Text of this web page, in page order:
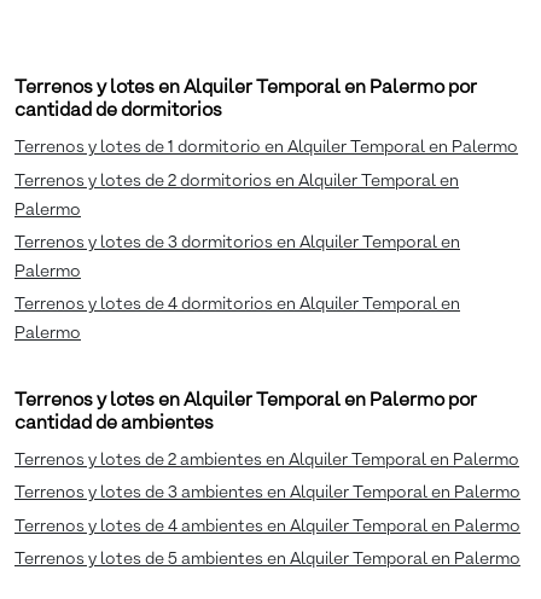
Terrenos y lotes en Alquiler Temporal en Palermo por
cantidad de dormitorios
Terrenos y lotes de 1 dormitorio en Alquiler Temporal en Palermo
Terrenos y lotes de 2 dormitorios en Alquiler Temporal en
Palermo
Terrenos y lotes de 3 dormitorios en Alquiler Temporal en
Palermo
Terrenos y lotes de 4 dormitorios en Alquiler Temporal en
Palermo
Terrenos y lotes en Alquiler Temporal en Palermo por
cantidad de ambientes
Terrenos y lotes de 2 ambientes en Alquiler Temporal en Palermo
Terrenos y lotes de 3 ambientes en Alquiler Temporal en Palermo
Terrenos y lotes de 4 ambientes en Alquiler Temporal en Palermo
Terrenos y lotes de 5 ambientes en Alquiler Temporal en Palermo